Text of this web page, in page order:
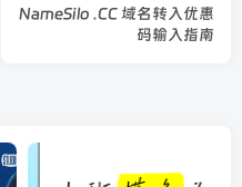
NameSilo .CC 域名转入优惠
码输入指南